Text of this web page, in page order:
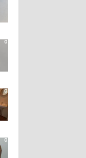
0
0
0